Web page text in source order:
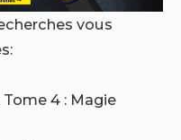
vous
4 : Magie